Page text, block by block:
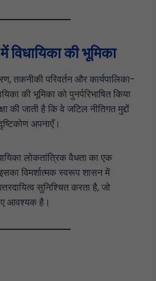
की भूमिका
तकनीकी परिवर्तन और कार्यपालिका-
की भूमिका को पुनर्परिभाषित किया
की जाती है कि वे जटिल नीतिगत मुद्दों
अपनाएँ।
लोकतांत्रिक वैधता का एक
विमर्शात्मक स्वरूप शासन में
सुनिश्चित करता है, जो
आवश्यक है।